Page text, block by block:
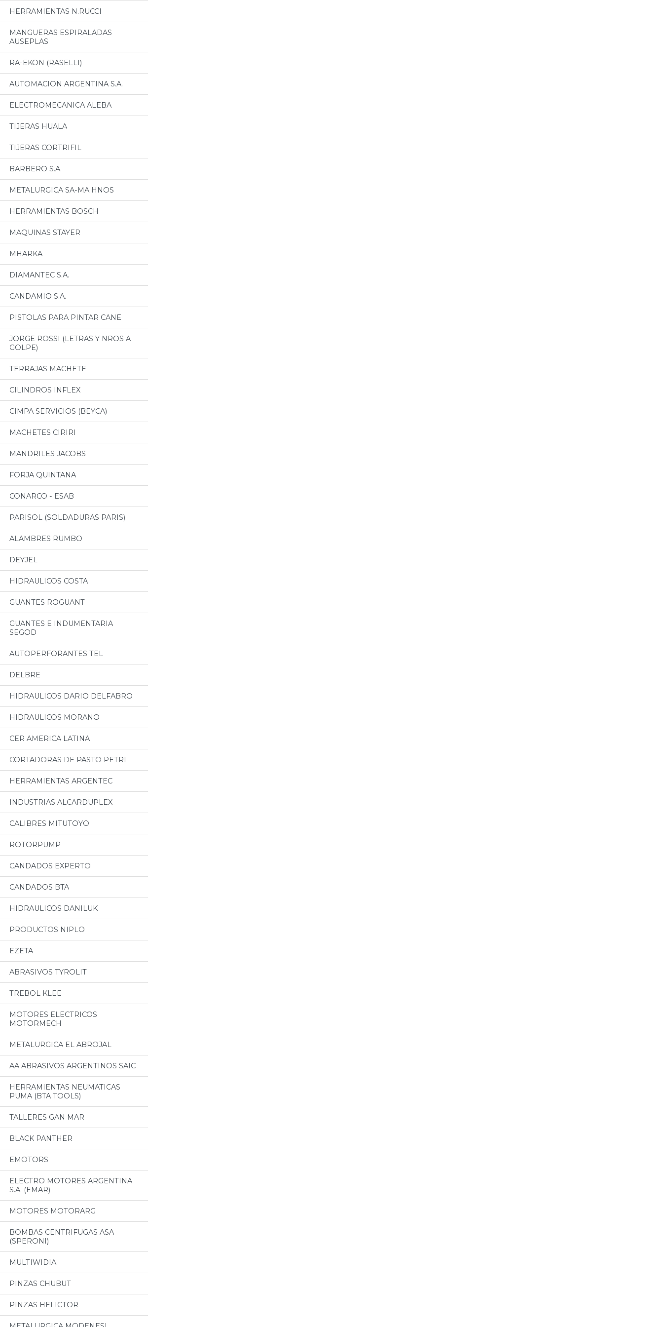
HERRAMIENTAS N.RUCCI
MANGUERAS ESPIRALADAS
AUSEPLAS
RA-EKON (RASELLI)
AUTOMACION ARGENTINA S.A.
ELECTROMECANICA ALEBA
TIJERAS HUALA
TIJERAS CORTRIFIL
BARBERO S.A.
METALURGICA SA-MA HNOS
HERRAMIENTAS BOSCH
MAQUINAS STAYER
MHARKA
DIAMANTEC S.A.
CANDAMIO S.A.
PISTOLAS PARA PINTAR CANE
JORGE ROSSI (LETRAS Y NROS A
GOLPE)
TERRAJAS MACHETE
CILINDROS INFLEX
CIMPA SERVICIOS (BEYCA)
MACHETES CIRIRI
MANDRILES JACOBS
FORJA QUINTANA
CONARCO - ESAB
PARISOL (SOLDADURAS PARIS)
ALAMBRES RUMBO
DEYJEL
HIDRAULICOS COSTA
GUANTES ROGUANT
GUANTES E INDUMENTARIA
SEGOD
AUTOPERFORANTES TEL
DELBRE
HIDRAULICOS DARIO DELFABRO
HIDRAULICOS MORANO
CER AMERICA LATINA
CORTADORAS DE PASTO PETRI
HERRAMIENTAS ARGENTEC
INDUSTRIAS ALCARDUPLEX
CALIBRES MITUTOYO
ROTORPUMP
CANDADOS EXPERTO
CANDADOS BTA
HIDRAULICOS DANILUK
PRODUCTOS NIPLO
EZETA
ABRASIVOS TYROLIT
TREBOL KLEE
MOTORES ELECTRICOS
MOTORMECH
METALURGICA EL ABROJAL
AA ABRASIVOS ARGENTINOS SAIC
HERRAMIENTAS NEUMATICAS
PUMA (BTA TOOLS)
TALLERES GAN MAR
BLACK PANTHER
EMOTORS
ELECTRO MOTORES ARGENTINA
S.A. (EMAR)
MOTORES MOTORARG
BOMBAS CENTRIFUGAS ASA
(SPERONI)
MULTIWIDIA
PINZAS CHUBUT
PINZAS HELICTOR